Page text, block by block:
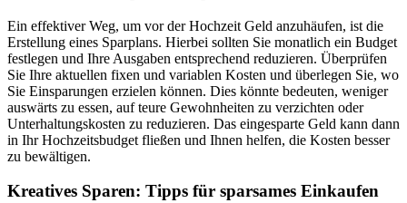
Ein effektiver Weg, um vor der Hochzeit Geld anzuhäufen, ist die
Erstellung eines Sparplans. Hierbei sollten Sie monatlich ein Budget
festlegen und Ihre Ausgaben entsprechend reduzieren. Überprüfen
Sie Ihre aktuellen fixen und variablen Kosten und überlegen Sie, wo
Sie Einsparungen erzielen können. Dies könnte bedeuten, weniger
auswärts zu essen, auf teure Gewohnheiten zu verzichten oder
Unterhaltungskosten zu reduzieren. Das eingesparte Geld kann dann
in Ihr Hochzeitsbudget fließen und Ihnen helfen, die Kosten besser
zu bewältigen.
Kreatives Sparen: Tipps für sparsames Einkaufen